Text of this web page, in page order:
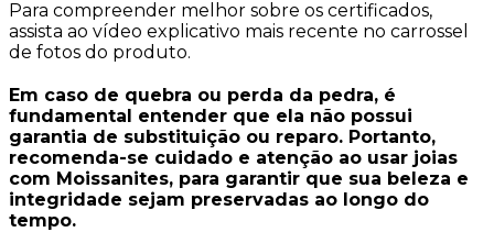
Para compreender melhor sobre os certificados,
assista ao vídeo explicativo mais recente no carrossel
de fotos do produto.
Em caso de quebra ou perda da pedra, é
fundamental entender que ela não possui
garantia de substituição ou reparo. Portanto,
recomenda-se cuidado e atenção ao usar joias
com Moissanites, para garantir que sua beleza e
integridade sejam preservadas ao longo do
tempo.